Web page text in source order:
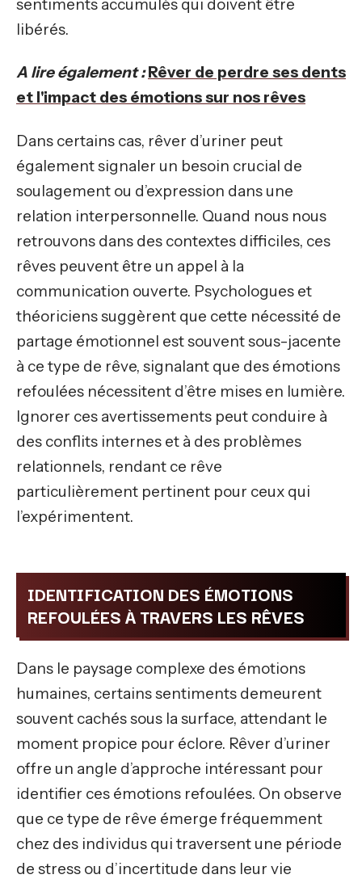
sentiments accumulés qui doivent être
libérés.
A lire également : Rêver de perdre ses dents
et l'impact des émotions sur nos rêves
Dans certains cas, rêver d’uriner peut
également signaler un besoin crucial de
soulagement ou d’expression dans une
relation interpersonnelle. Quand nous nous
retrouvons dans des contextes difficiles, ces
rêves peuvent être un appel à la
communication ouverte. Psychologues et
théoriciens suggèrent que cette nécessité de
partage émotionnel est souvent sous-jacente
à ce type de rêve, signalant que des émotions
refoulées nécessitent d’être mises en lumière.
Ignorer ces avertissements peut conduire à
des conflits internes et à des problèmes
relationnels, rendant ce rêve
particulièrement pertinent pour ceux qui
l’expérimentent.
IDENTIFICATION DES ÉMOTIONS
REFOULÉES À TRAVERS LES RÊVES
Dans le paysage complexe des émotions
humaines, certains sentiments demeurent
souvent cachés sous la surface, attendant le
moment propice pour éclore. Rêver d’uriner
offre un angle d’approche intéressant pour
identifier ces émotions refoulées. On observe
que ce type de rêve émerge fréquemment
chez des individus qui traversent une période
de stress ou d’incertitude dans leur vie